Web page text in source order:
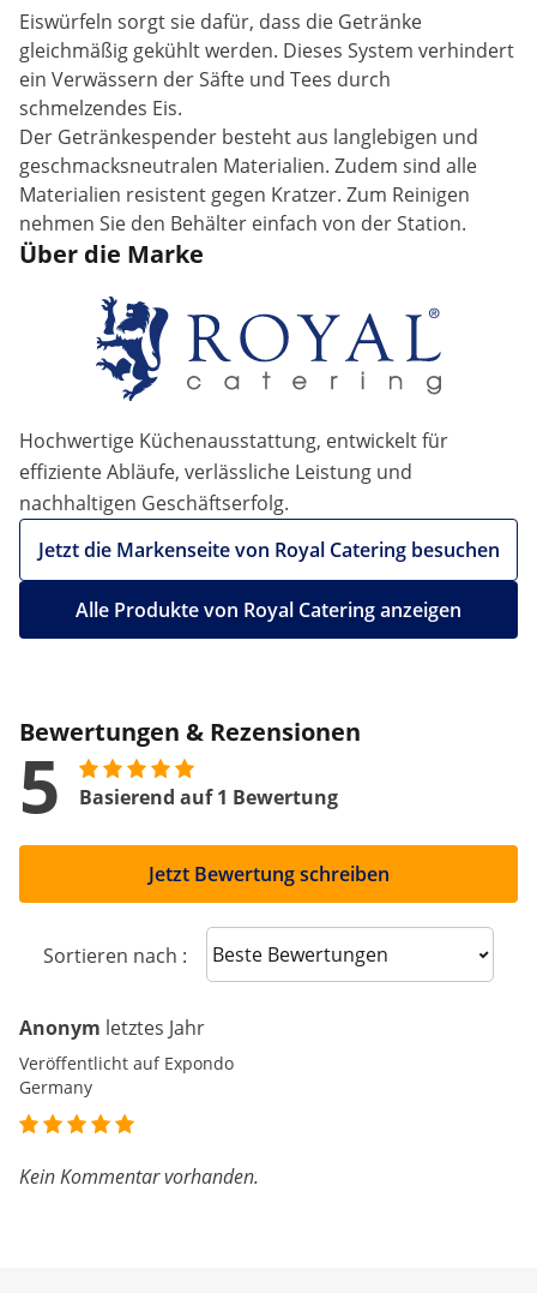
Eiswürfeln sorgt sie dafür, dass die Getränke
gleichmäßig gekühlt werden. Dieses System verhindert
ein Verwässern der Säfte und Tees durch
schmelzendes Eis.
Der Getränkespender besteht aus langlebigen und
geschmacksneutralen Materialien. Zudem sind alle
Materialien resistent gegen Kratzer. Zum Reinigen
nehmen Sie den Behälter einfach von der Station.
Über die Marke
Hochwertige Küchenausstattung, entwickelt für
effiziente Abläufe, verlässliche Leistung und
nachhaltigen Geschäftserfolg.
Jetzt die Markenseite von Royal Catering besuchen
Alle Produkte von Royal Catering anzeigen
Bewertungen & Rezensionen
5 Basierend auf 1 Bewertung
Jetzt Bewertung schreiben
Sortieren nach : Sort reviews
Anonym letztes Jahr
Veröffentlicht auf Expondo
Germany
Kein Kommentar vorhanden.